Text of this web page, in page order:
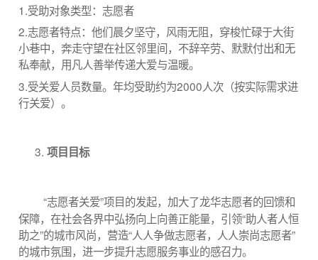
1.受助对象类型：志愿者
2.志愿者特点：他们晨夕坚守，风雨无阻，穿梭忙碌于大街
小巷中，奔走守望在社区邻里间，不辞辛劳、默默付出和无
私奉献，用凡人善举传递大爱与温暖。
3.受关爱人员数量。年均受助约为2000人次（按实际需求进
行关爱）。
项目目标
“志愿者关爱”项目的发起，加大了龙华志愿者的回馈和
保障，在社会各界中弘扬向上向善正能量，引领“助人者人恒
助之”的城市风尚，营造“人人争做志愿者，人人崇尚志愿者”
的城市氛围，进一步提升志愿服务事业的感召力。